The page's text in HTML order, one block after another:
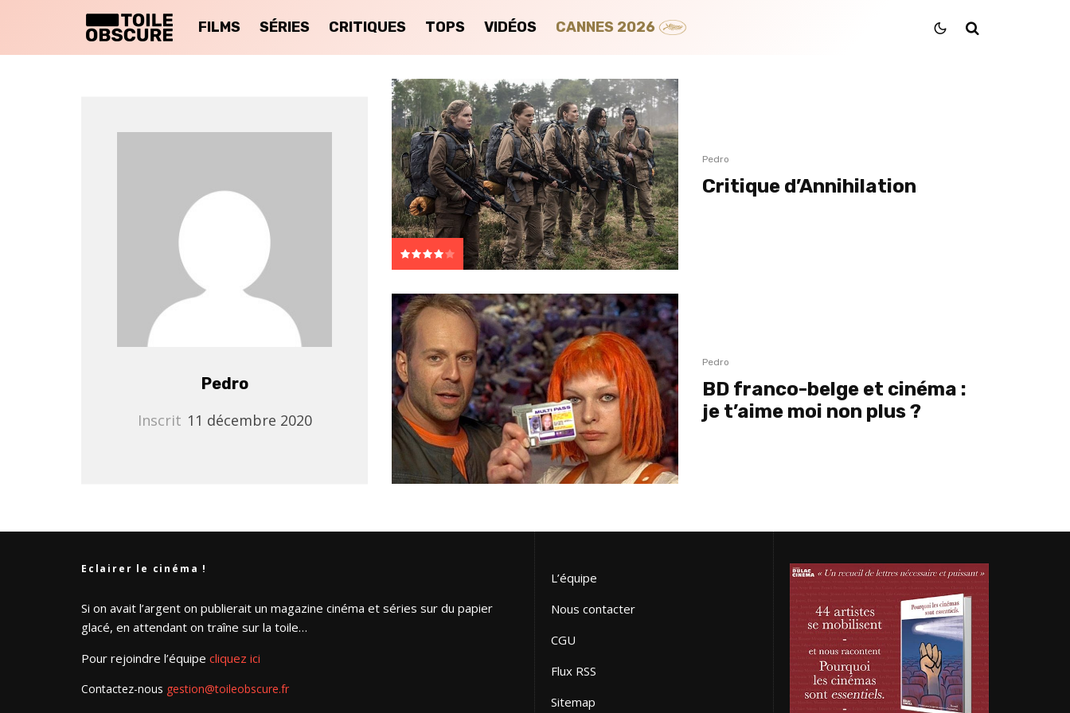
FILMS SÉRIES CRITIQUES TOPS VIDÉOS CANNES 2026
Pedro
Inscrit 11 décembre 2020
Pedro
Critique d’Annihilation
Pedro
BD franco-belge et cinéma :
je t’aime moi non plus ?
Eclairer le cinéma !
Si on avait l’argent on publierait un magazine cinéma et séries sur du papier
glacé, en attendant on traîne sur la toile…
Pour rejoindre l’équipe cliquez ici
Contactez-nous gestion@toileobscure.fr
L’équipe
Nous contacter
CGU
Flux RSS
Sitemap